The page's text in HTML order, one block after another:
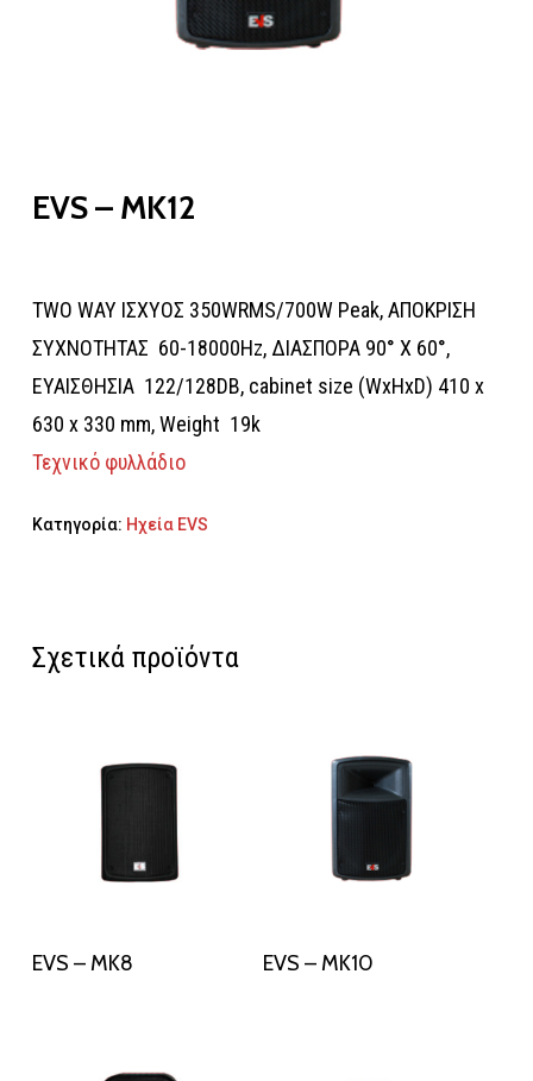
EVS – MK12
TWO WAY ΙΣΧΥΟΣ 350WRMS/700W Peak, ΑΠΟΚΡΙΣΗ
ΣΥΧΝΟΤΗΤΑΣ 60-18000Hz, ΔΙΑΣΠΟΡΑ 90° Χ 60°,
ΕΥΑΙΣΘΗΣΙΑ 122/128DB, cabinet size (WxHxD) 410 x
630 x 330 mm, Weight 19k
Τεχνικό φυλλάδιο
Κατηγορία: Ηχεία EVS
Σχετικά προϊόντα
Διαβάστε Περισσότερα
EVS – MK8 Διαβάστε Περισσότερα
EVS – MK10